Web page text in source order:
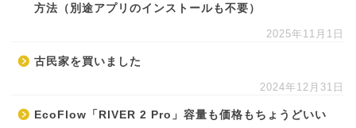
方法（別途アプリのインストールも不要）
2025年11月1日
古民家を買いました
2024年12月31日
EcoFlow「RIVER 2 Pro」容量も価格もちょうどいい